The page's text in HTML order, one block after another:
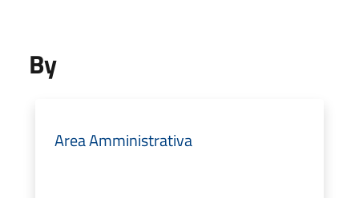
By
Area Amministrativa